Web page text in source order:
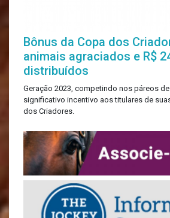
Bônus da Copa dos
animais agraciados e R$
distribuídos
Geração 2023, competindo nos páreos
significativo incentivo aos titulares de
dos Criadores.